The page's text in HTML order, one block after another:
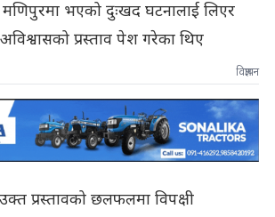
मणिपुरमा भएको दुःखद घटनालाई लिएर
प्रस्ताव पेश गरेका थिए
विज्ञापन
उक्त प्रस्तावको छलफलमा विपक्षी